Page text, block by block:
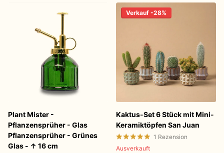
Plant Mister -
Pflanzensprüher - Glas
Pflanzensprüher - Grünes
Glas - ↑ 16 cm
Verkauf -28%
Kaktus-Set 6 Stück mit Mini-
Keramiktöpfen San Juan
1 Rezension
Ausverkauft